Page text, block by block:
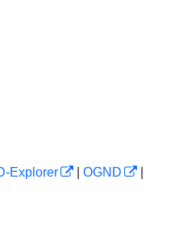
Explorer OGND